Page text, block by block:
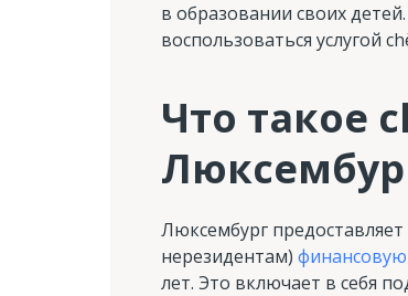
в образовании своих
воспользоваться услугой
Что такое
Люксембург
нерезидентам)
лет. Это включает в себя